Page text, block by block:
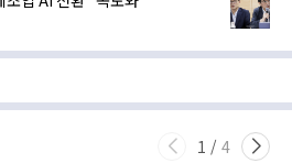
1 / 4